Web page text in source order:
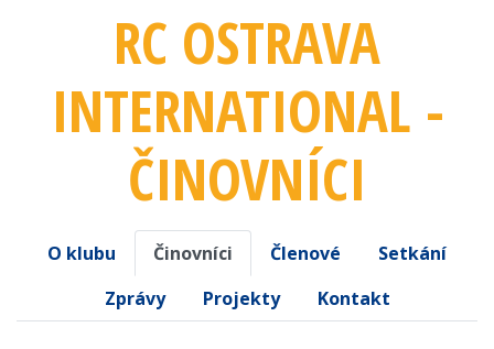
RC OSTRAVA
INTERNATIONAL -
ČINOVNÍCI
O klubu Činovníci Členové
Setkání
Zprávy
Projekty Kontakt